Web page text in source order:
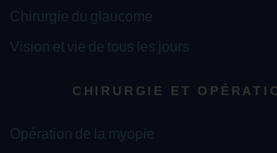
Chirurgie du glaucome
Vision et vie de tous les jours
CHIRURGIE ET
Opération de la myopie